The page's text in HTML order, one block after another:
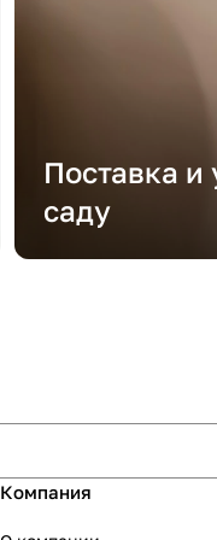
Поставка и
саду
Компания